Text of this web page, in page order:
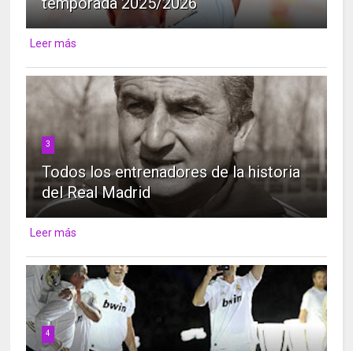
Leer más
3
Todos los entrenadores de la historia
del Real Madrid
Leer más
4